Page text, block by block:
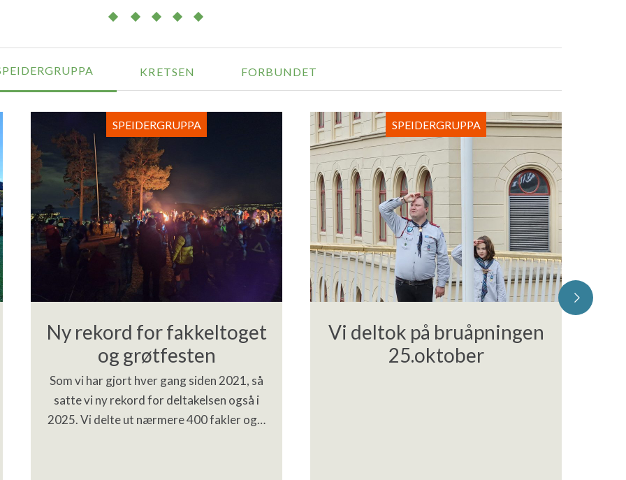
KRETSEN FORBUNDET
Ny rekord for fakkeltoget
og grøtfesten
Som vi har gjort hver gang siden 2021, så
satte vi ny rekord for deltakelsen også i
2025. Vi delte ut nærmere 400 fakler og…
SPEIDERGRUPPA
Vi deltok på bruåpningen
25.oktober
SPEIDERGRUPPA